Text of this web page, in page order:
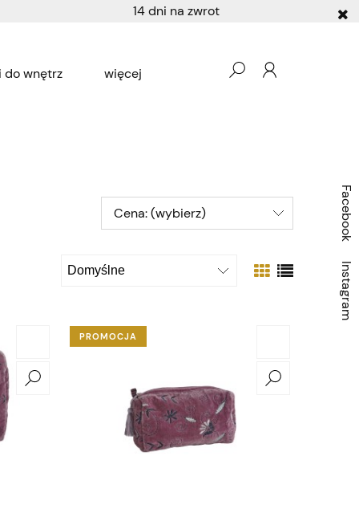
14 dni na zwrot
do wnętrz więcej
Facebook
Instagram
Cena: (wybierz)
PROMOCJA